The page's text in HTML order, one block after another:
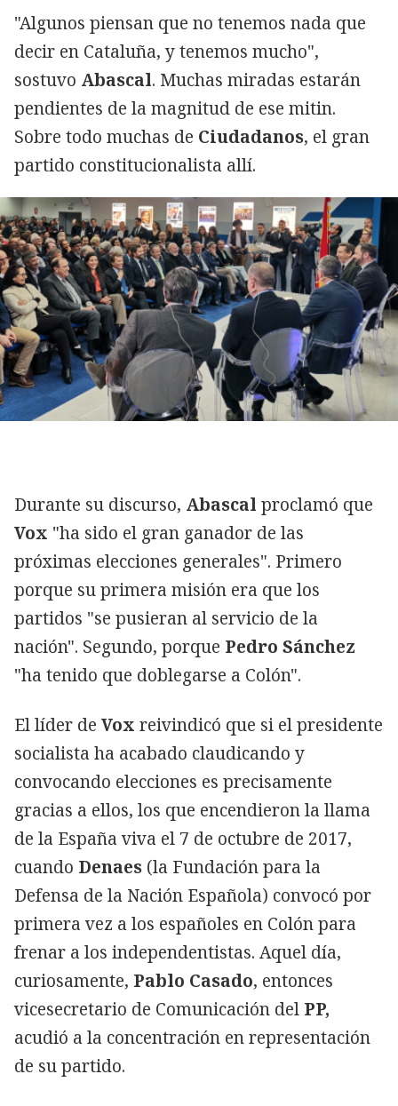
"Algunos piensan que no tenemos nada que
decir en Cataluña, y tenemos mucho",
sostuvo Abascal. Muchas miradas estarán
pendientes de la magnitud de ese mitin.
Sobre todo muchas de Ciudadanos, el gran
partido constitucionalista allí.
Durante su discurso, Abascal proclamó que
Vox "ha sido el gran ganador de las
próximas elecciones generales". Primero
porque su primera misión era que los
partidos "se pusieran al servicio de la
nación". Segundo, porque Pedro Sánchez
"ha tenido que doblegarse a Colón".
El líder de Vox reivindicó que si el presidente
socialista ha acabado claudicando y
convocando elecciones es precisamente
gracias a ellos, los que encendieron la llama
de la España viva el 7 de octubre de 2017,
cuando Denaes (la Fundación para la
Defensa de la Nación Española) convocó por
primera vez a los españoles en Colón para
frenar a los independentistas. Aquel día,
curiosamente, Pablo Casado, entonces
vicesecretario de Comunicación del PP,
acudió a la concentración en representación
de su partido.